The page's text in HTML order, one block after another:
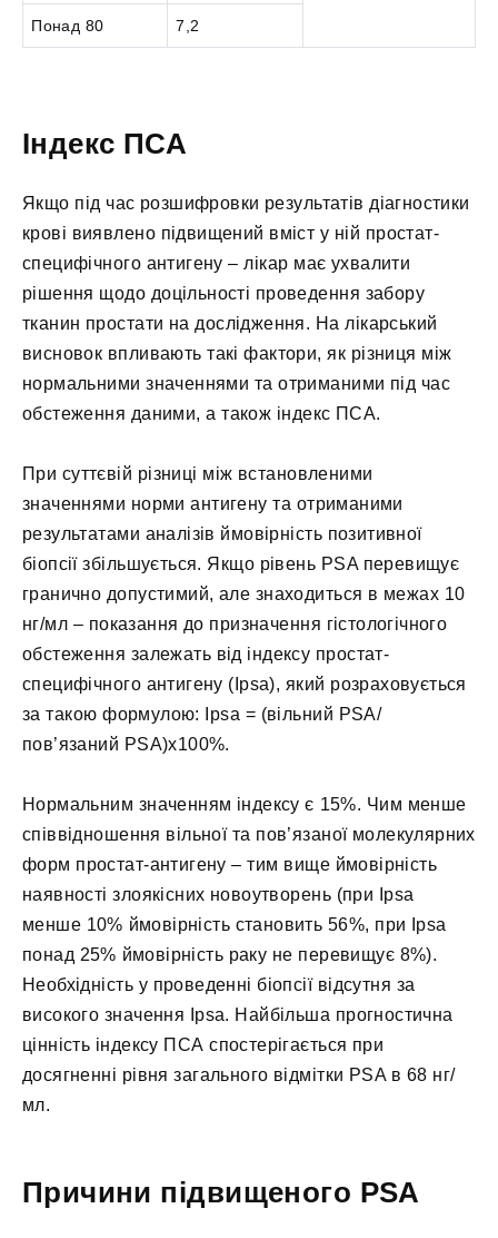
Понад 80 7,2
Індекс ПСА
Якщо під час розшифровки результатів діагностики
крові виявлено підвищений вміст у ній простат-
специфічного антигену – лікар має ухвалити
рішення щодо доцільності проведення забору
тканин простати на дослідження. На лікарський
висновок впливають такі фактори, як різниця між
нормальними значеннями та отриманими під час
обстеження даними, а також індекс ПСА.
При суттєвій різниці між встановленими
значеннями норми антигену та отриманими
результатами аналізів ймовірність позитивної
біопсії збільшується. Якщо рівень PSA перевищує
гранично допустимий, але знаходиться в межах 10
нг/мл – показання до призначення гістологічного
обстеження залежать від індексу простат-
специфічного антигену (Ipsa), який розраховується
за такою формулою: Ipsa = (вільний PSA/
пов’язаний PSA)х100%.
Нормальним значенням індексу є 15%. Чим менше
співвідношення вільної та пов’язаної молекулярних
форм простат-антигену – тим вище ймовірність
наявності злоякісних новоутворень (при Ipsa
менше 10% ймовірність становить 56%, при Ipsa
понад 25% ймовірність раку не перевищує 8%).
Необхідність у проведенні біопсії відсутня за
високого значення Ipsa. Найбільша прогностична
цінність індексу ПСА спостерігається при
досягненні рівня загального відмітки PSA в 68 нг/
мл.
Причини підвищеного PSA